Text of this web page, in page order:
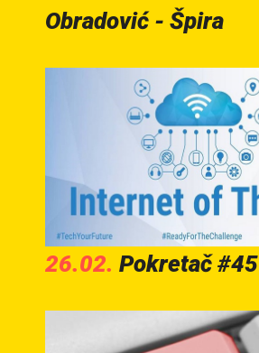
Obradović - Špira
26.02. Pokretač #45